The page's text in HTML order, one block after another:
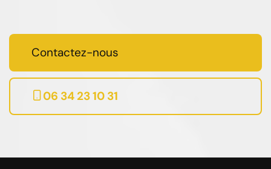
Contactez-nous
06 34 23 10 31